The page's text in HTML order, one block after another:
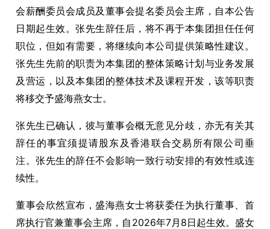
会薪酬委员会成员及董事会提名委员会主席，自本公告
日期起生效。张先生辞任后，将不再于本集团担任任何
职位，但如有需要，将继续向本公司提供策略性建议。
张先生先前的职责为本集团的整体策略计划与业务发展
及营运，以及本集团的整体技术及课程开发，该等职责
将移交予盛海燕女士。
张先生已确认，彼与董事会概无意见分歧，亦无有关其
辞任的事宜须提请股东及香港联合交易所有限公司垂
注。张先生的辞任不会影响一致行动安排的有效性或连
续性。
董事会欣然宣布，盛海燕女士将获委任为执行董事、首
席执行官兼董事会主席，自2026年7月8日起生效。盛女